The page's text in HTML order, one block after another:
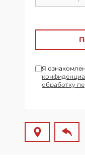
Я
обработку